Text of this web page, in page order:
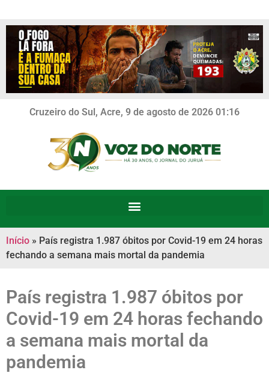
Cruzeiro do Sul, Acre, 9 de agosto de 2026 01:16
Início » País registra 1.987 óbitos por Covid-19 em 24 horas
fechando a semana mais mortal da pandemia
País registra 1.987 óbitos por
Covid-19 em 24 horas fechando
a semana mais mortal da
pandemia